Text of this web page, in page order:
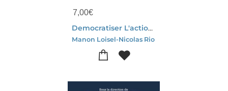
7,00€
Democratiser L'action Publique : Lettres Aux 500 000 Elus Locaux (et Aux Agents Qui Travaillent Avec Eux)
Manon Loisel-Nicolas Rio